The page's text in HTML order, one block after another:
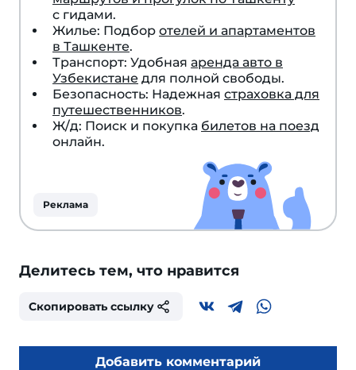
с гидами.
Жилье: Подбор отелей и апартаментов
в Ташкенте.
Транспорт: Удобная аренда авто в
Узбекистане для полной свободы.
Безопасность: Надежная страховка для
путешественников.
Ж/д: Поиск и покупка билетов на поезд
онлайн.
Реклама
Делитесь тем, что нравится
Скопировать ссылку
Добавить комментарий